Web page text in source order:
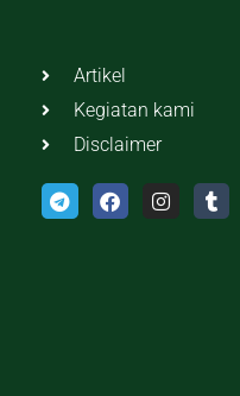
Artikel
Kegiatan kami
Disclaimer